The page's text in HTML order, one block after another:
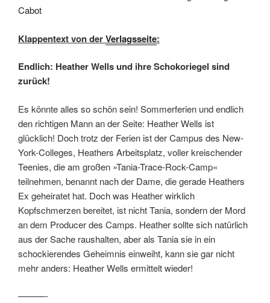
Klappentext von derVerlagsseite:
Endlich: Heather Wells und ihre Schokoriegel sind
zurück!
Es könnte alles so schön sein! Sommerferien und endlich
den richtigen Mann an der Seite: Heather Wells ist
glücklich! Doch trotz der Ferien ist der Campus des New-
York-Colleges, Heathers Arbeitsplatz, voller kreischender
Teenies, die am großen »Tania-Trace-Rock-Camp«
teilnehmen, benannt nach der Dame, die gerade Heathers
Ex geheiratet hat. Doch was Heather wirklich
Kopfschmerzen bereitet, ist nicht Tania, sondern der Mord
an dem Producer des Camps. Heather sollte sich natürlich
aus der Sache raushalten, aber als Tania sie in ein
schockierendes Geheimnis einweiht, kann sie gar nicht
mehr anders: Heather Wells ermittelt wieder!
———-